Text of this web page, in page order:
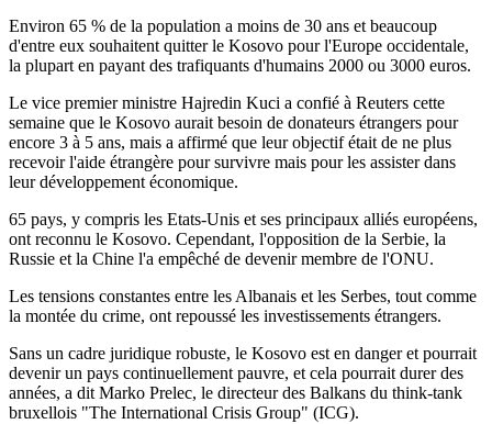
Environ 65 % de la population a moins de 30 ans et beaucoup
d'entre eux souhaitent quitter le Kosovo pour l'Europe occidentale,
la plupart en payant des trafiquants d'humains 2000 ou 3000 euros.
Le vice premier ministre Hajredin Kuci a confié à Reuters cette
semaine que le Kosovo aurait besoin de donateurs étrangers pour
encore 3 à 5 ans, mais a affirmé que leur objectif était de ne plus
recevoir l'aide étrangère pour survivre mais pour les assister dans
leur développement économique.
65 pays, y compris les Etats-Unis et ses principaux alliés européens,
ont reconnu le Kosovo. Cependant, l'opposition de la Serbie, la
Russie et la Chine l'a empêché de devenir membre de l'ONU.
Les tensions constantes entre les Albanais et les Serbes, tout comme
la montée du crime, ont repoussé les investissements étrangers.
Sans un cadre juridique robuste, le Kosovo est en danger et pourrait
devenir un pays continuellement pauvre, et cela pourrait durer des
années, a dit Marko Prelec, le directeur des Balkans du think-tank
bruxellois "The International Crisis Group" (ICG).